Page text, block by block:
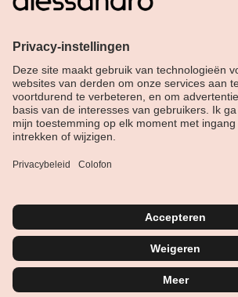
Over Alessandro
Shop
Nederlands